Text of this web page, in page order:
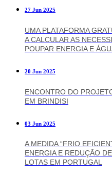
27 Jun 2025
UMA PLATAFORMA
A CALCULAR AS
POUPAR ENERGIA E
20 Jun 2025
ENCONTRO DO
EM BRINDISI
03 Jun 2025
A MEDIDA “FRIO
ENERGIA E REDUÇÃO
LOTAS EM PORTUGAL